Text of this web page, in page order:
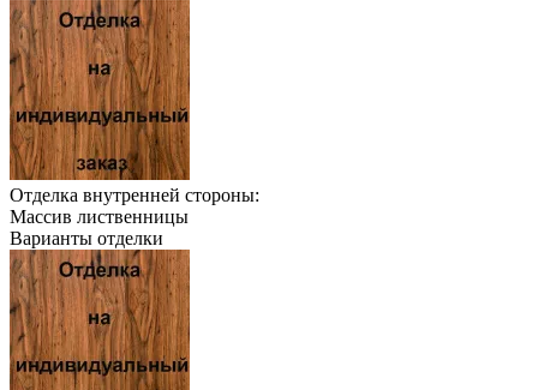
Отделка внутренней стороны:
Массив лиственницы
Варианты отделки